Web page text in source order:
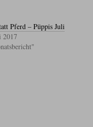
Pferd – Püppis Juli
2017